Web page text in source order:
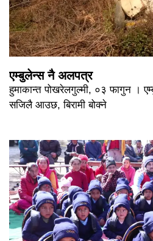
एम्बुलेन्स नै अलपत्र
हुमाकान्त पोखरेलगुल्मी, ०३ फागुन ।
सजिलै आउछ, बिरामी बोक्ने